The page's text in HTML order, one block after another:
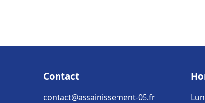
Contact
contact@assainissement-05.fr